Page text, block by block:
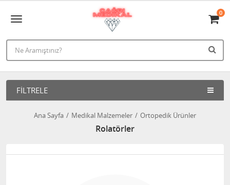
0
FILTRELE
Ana Sayfa Medikal Malzemeler Ortopedik Ürünler
Rolatörler